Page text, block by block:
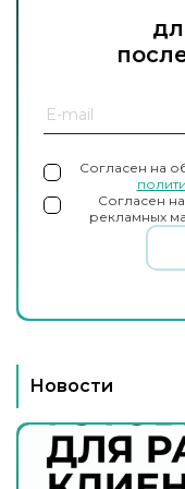
Согласен на
Согласен
рекламных
Новости